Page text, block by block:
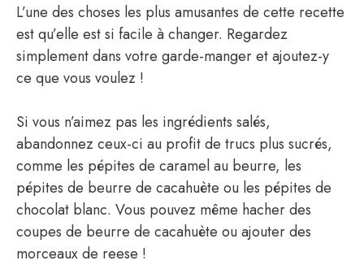
L’une des choses les plus amusantes de cette recette
est qu’elle est si facile à changer. Regardez
simplement dans votre garde-manger et ajoutez-y
ce que vous voulez !
Si vous n’aimez pas les ingrédients salés,
abandonnez ceux-ci au profit de trucs plus sucrés,
comme les pépites de caramel au beurre, les
pépites de beurre de cacahuète ou les pépites de
chocolat blanc. Vous pouvez même hacher des
coupes de beurre de cacahuète ou ajouter des
morceaux de reese !